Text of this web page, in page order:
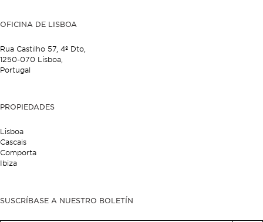
OFICINA DE LISBOA
Rua Castilho 57, 4º Dto,
1250-070 Lisboa,
Portugal
PROPIEDADES
Lisboa
Cascais
Comporta
Ibiza
SUSCRÍBASE A NUESTRO BOLETÍN